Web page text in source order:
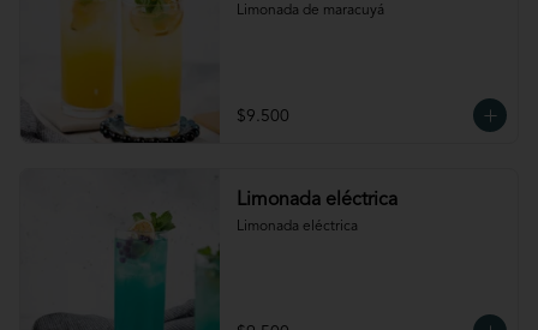
Limonada de maracuyá
$9.500
Limonada eléctrica
Limonada eléctrica